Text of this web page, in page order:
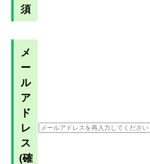
須
メ
ー
ル
ア
ド
レ
ス
(確